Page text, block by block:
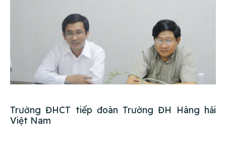
Trường ĐHCT tiếp đoàn Trường ĐH Hàng hải
Việt Nam